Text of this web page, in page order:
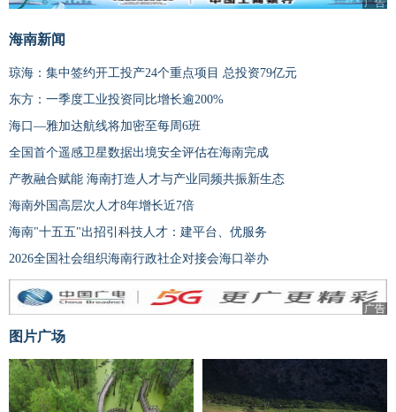
海南新闻
琼海：集中签约开工投产24个重点项目 总投资79亿元
东方：一季度工业投资同比增长逾200%
海口—雅加达航线将加密至每周6班
全国首个遥感卫星数据出境安全评估在海南完成
产教融合赋能 海南打造人才与产业同频共振新生态
海南外国高层次人才8年增长近7倍
海南"十五五"出招引科技人才：建平台、优服务
2026全国社会组织海南行政社企对接会海口举办
广告
图片广场